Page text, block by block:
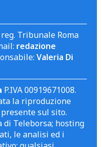
Tribunale Roma
redazione
Valeria Di
P.IVA 00919671008.
la riproduzione
sul sito.
di Teleborsa; hosting
le analisi ed i